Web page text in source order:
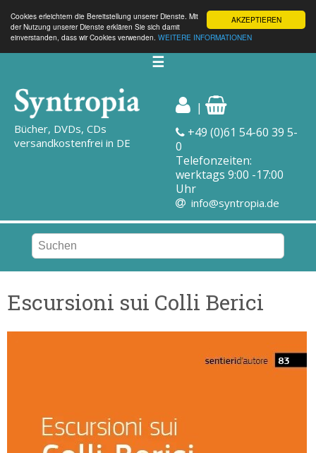
AKZEPTIEREN
Cookies erleichtern die Bereitstellung unserer Dienste. Mit
der Nutzung unserer Dienste erklären Sie sich damit
einverstanden, dass wir Cookies verwenden. WEITERE INFORMATIONEN
☰
Bücher, DVDs, CDs
versandkostenfrei in DE
|
+49 (0)61 54-60 39 5-
0
Telefonzeiten:
werktags 9:00 -17:00
Uhr
info@syntropia.de
Escursioni sui Colli Berici